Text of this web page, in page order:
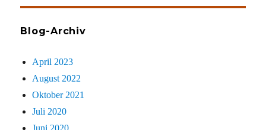
Blog-Archiv
April 2023
August 2022
Oktober 2021
Juli 2020